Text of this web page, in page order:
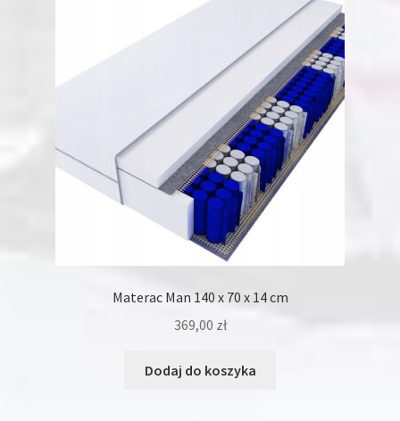
Materac Man 140 x 70 x 14 cm
369,00 zł
Dodaj do koszyka